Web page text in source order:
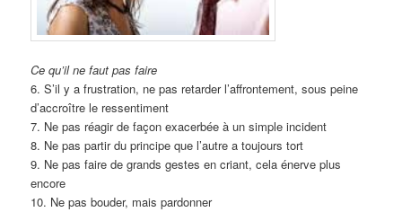
Ce qu’il ne faut pas faire
6. S’il y a frustration, ne pas retarder l’affrontement, sous peine
d’accroître le ressentiment
7. Ne pas réagir de façon exacerbée à un simple incident
8. Ne pas partir du principe que l’autre a toujours tort
9. Ne pas faire de grands gestes en criant, cela énerve plus
encore
10. Ne pas bouder, mais pardonner